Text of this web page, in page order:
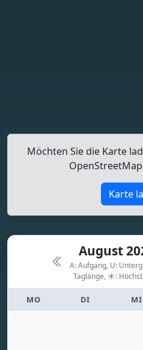
Möchten Sie die Karte
Karte
August
A: Aufgang, U:
Taglänge, ☀:
MO DI MI